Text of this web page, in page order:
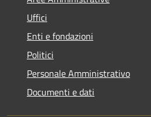
Uffici
Enti e fondazioni
Politici
Personale Amministrativo
Documenti e dati